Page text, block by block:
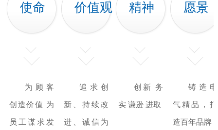
使命
为顾客
创造价值 为
员工谋求发
价值观
追求创
新、持续改
进、诚信为
精神
创新 务
实 谦逊 进取
愿景
铸造电
气精品，打
造百年品牌